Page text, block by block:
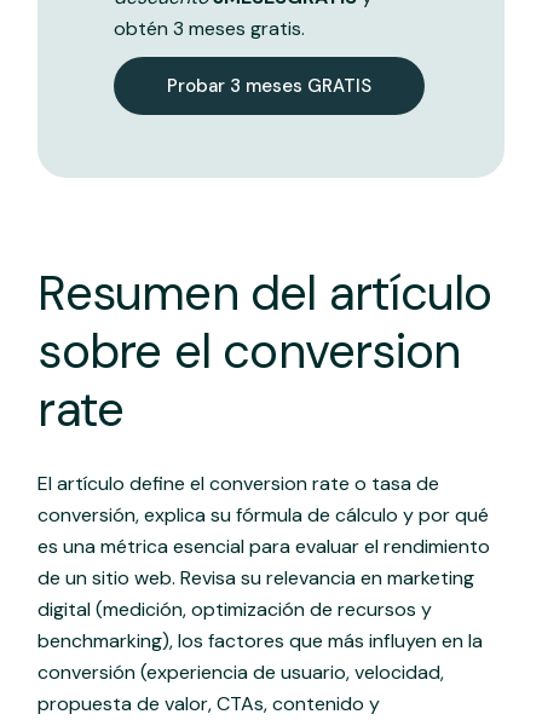
obtén 3 meses gratis.
Probar 3 meses GRATIS
Resumen del artículo
sobre el conversion
rate
El artículo define el conversion rate o tasa de
conversión, explica su fórmula de cálculo y por qué
es una métrica esencial para evaluar el rendimiento
de un sitio web. Revisa su relevancia en marketing
digital (medición, optimización de recursos y
benchmarking), los factores que más influyen en la
conversión (experiencia de usuario, velocidad,
propuesta de valor, CTAs, contenido y